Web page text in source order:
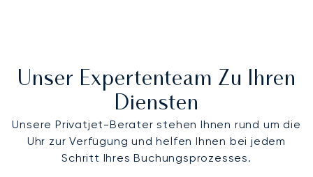
Unser Expertenteam Zu Ihren
Diensten
Unsere Privatjet-Berater stehen Ihnen rund um die
Uhr zur Verfügung und helfen Ihnen bei jedem
Schritt Ihres Buchungsprozesses.